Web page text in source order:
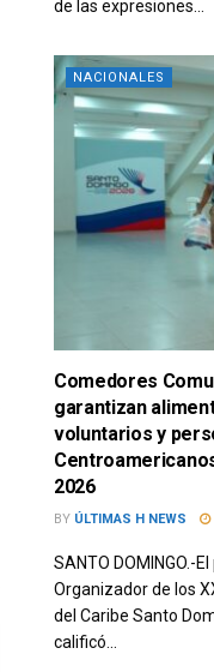
de las expresiones...
NACIONALES
Comedores
garantizan
voluntarios y
2026
BY ÚLTIMAS H NEWS
SANTO DOMINGO.-
Organizador de los
del Caribe Santo
calificó...